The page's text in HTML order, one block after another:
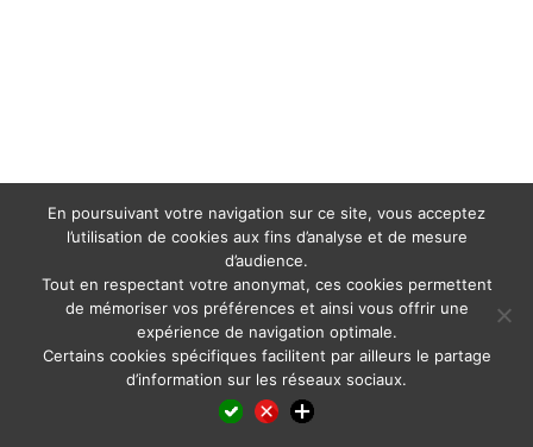
LinkedIn
X WhatsAppPinterest
En poursuivant votre navigation sur ce site, vous acceptez
l’utilisation de cookies aux fins d’analyse et de mesure
d’audience.
Tout en respectant votre anonymat, ces cookies permettent
de mémoriser vos préférences et ainsi vous offrir une
expérience de navigation optimale.
Certains cookies spécifiques facilitent par ailleurs le partage
d’information sur les réseaux sociaux.